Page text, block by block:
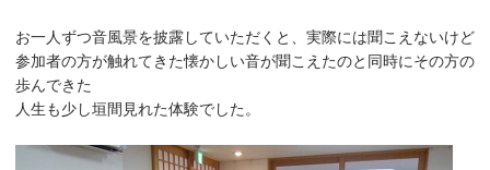
お一人ずつ音風景を披露していただくと、実際には聞こえないけど
参加者の方が触れてきた懐かしい音が聞こえたのと同時にその方の
歩んできた
人生も少し垣間見れた体験でした。